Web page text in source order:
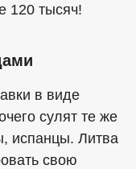
120 тысяч!
в виде
сулят те же
испанцы. Литва
свою